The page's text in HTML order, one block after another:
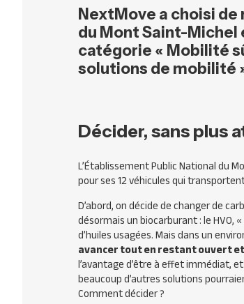
NextMove a choisi
du Mont Saint-Michel
catégorie « Mobilité
solutions de mobilité
Décider, sans plus
L’Établissement Public National du
pour ses 12 véhicules qui
D’abord, on décide de changer de
désormais un biocarburant : le HVO,
d’huiles usagées. Mais dans un
avancer tout en restant ouvert
l’avantage d’être à effet immédiat,
beaucoup d’autres solutions
Comment décider ?